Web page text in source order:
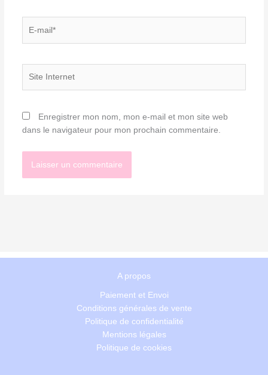
mail*
Enregistrer mon nom, mon e-mail et mon site web
dans le navigateur pour mon prochain commentaire.
A propos
Paiement et Envoi
Conditions générales de vente
Politique de confidentialité
Mentions légales
Politique de cookies